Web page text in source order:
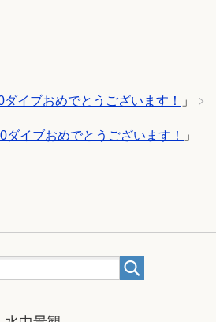
イブおめでとうございます！ 」
イブおめでとうございます！ 」